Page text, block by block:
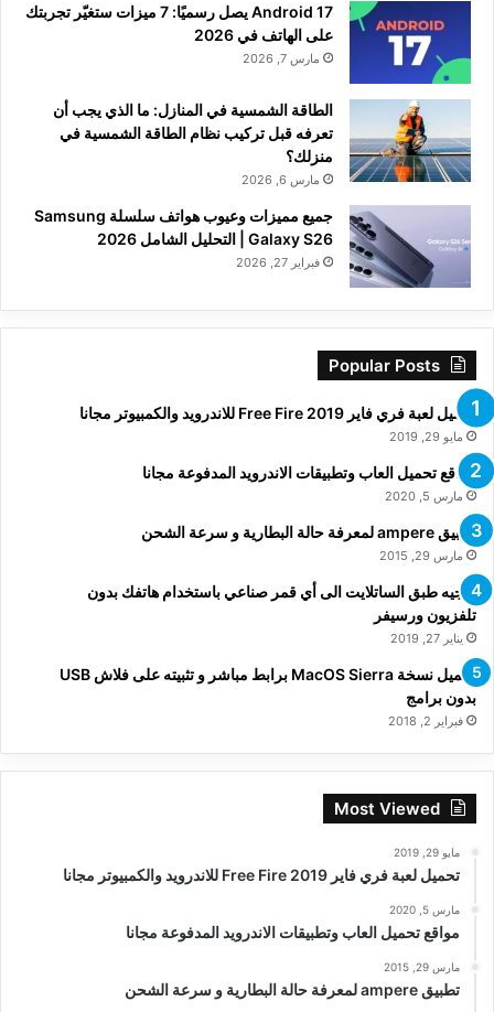
Android 17 يصل رسميًا: 7 ميزات ستغيّر تجربتك
على الهاتف في 2026
مارس 7, 2026
الطاقة الشمسية في المنازل: ما الذي يجب أن
تعرفه قبل تركيب نظام الطاقة الشمسية في
منزلك؟
مارس 6, 2026
جميع مميزات وعيوب هواتف سلسلة Samsung
Galaxy S26 | التحليل الشامل 2026
فبراير 27, 2026
Popular Posts
تحميل لعبة فري فاير Free Fire 2019 للاندرويد والكمبيوتر مجانا
مايو 29, 2019
مواقع تحميل العاب وتطبيقات الاندرويد المدفوعة مجانا
مارس 5, 2020
تطبيق ampere لمعرفة حالة البطارية و سرعة الشحن
مارس 29, 2015
توجيه طبق الساتلايت الى أي قمر صناعي باستخدام هاتفك بدون
تلفزيون ورسيفر
يناير 27, 2019
تحميل نسخة MacOS Sierra برابط مباشر و تثبيته على فلاش USB
بدون برامج
فبراير 2, 2018
Most Viewed
مايو 29, 2019
تحميل لعبة فري فاير Free Fire 2019 للاندرويد والكمبيوتر مجانا
مارس 5, 2020
مواقع تحميل العاب وتطبيقات الاندرويد المدفوعة مجانا
مارس 29, 2015
تطبيق ampere لمعرفة حالة البطارية و سرعة الشحن